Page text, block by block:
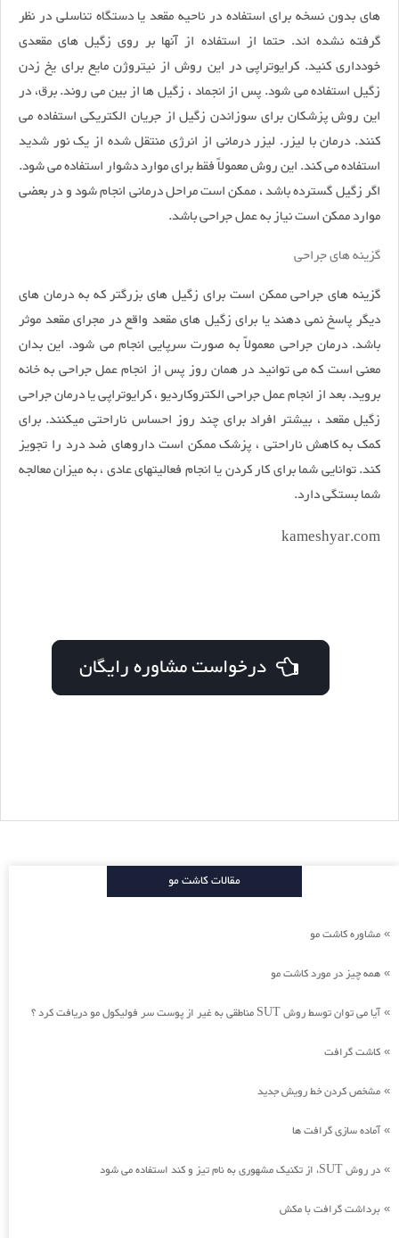
های بدون نسخه برای استفاده در ناحیه مقعد یا دستگاه تناسلی در نظر
گرفته نشده اند. حتما از استفاده از آنها بر روی زگیل های مقعدی
خودداری کنید. کرایوتراپی در این روش از نیتروژن مایع برای یخ زدن
زگیل استفاده می شود. پس از انجماد ، زگیل ها از بین می روند. برق، در
این روش پزشکان برای سوزاندن زگیل از جریان الکتریکی استفاده می
کنند. درمان با لیزر. لیزر درمانی از انرژی منتقل شده از یک نور شدید
استفاده می کند. این روش معمولاً فقط برای موارد دشوار استفاده می شود.
اگر زگیل گسترده باشد ، ممکن است مراحل درمانی انجام شود و در بعضی
موارد ممکن است نیاز به عمل جراحی باشد.
گزینه های جراحی
گزینه های جراحی ممکن است برای زگیل های بزرگتر که به درمان های
دیگر پاسخ نمی دهند یا برای زگیل های مقعد واقع در مجرای مقعد موثر
باشد. درمان جراحی معمولاً به صورت سرپایی انجام می شود. این بدان
معنی است که می توانید در همان روز پس از انجام عمل جراحی به خانه
بروید. بعد از انجام عمل جراحی الکتروکاردیو ، کرایوتراپی یا درمان جراحی
زگیل مقعد ، بیشتر افراد برای چند روز احساس ناراحتی میکنند. برای
کمک به کاهش ناراحتی ، پزشک ممکن است داروهای ضد درد را تجویز
کند. توانایی شما برای کار کردن یا انجام فعالیتهای عادی ، به میزان معالجه
شما بستگی دارد.
kameshyar.com
درخواست مشاوره رایگان
مقالات کاشت مو
» مشاوره کاشت مو
» همه چیز در مورد کاشت مو
»آیا می توان توسط روش SUT مناطقی به غیر از پوست سر فولیکول مو دریافت کرد ؟
» کاشت گرافت
» مشخص کردن خط رویش جدید
»آماده سازی گرافت ها
» در روش SUT، از تکنیک مشهوری به نام تیز و کند استفاده می شود
» برداشت گرافت با مکش